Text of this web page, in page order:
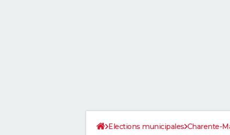
Elections municipales Charente-